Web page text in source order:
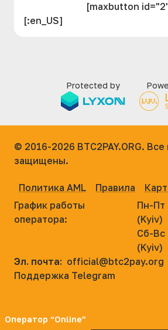
[maxbutton
[:en_US]
Protected by
© 2016-2026 BTC2PAY.ORG. Все
защищены.
Политика AML Правила
График работы
оператора:
Пн-Пт
(Kyiv)
Сб-Вс
(Kyiv)
Эл. почта: official@btc2pay.org
Поддержка Telegram
Оператор “Online”